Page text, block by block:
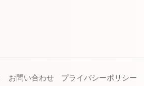
お問い合わせ プライバシーポリシー